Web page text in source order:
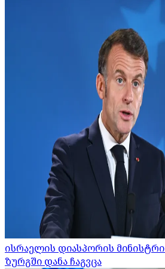
ისრაელის დიასპორის
ზურგში დანა ჩაგვცა